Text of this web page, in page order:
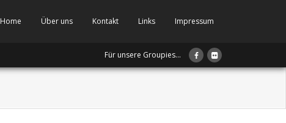
Home Über uns Kontakt Links Impressum
Für unsere Groupies...